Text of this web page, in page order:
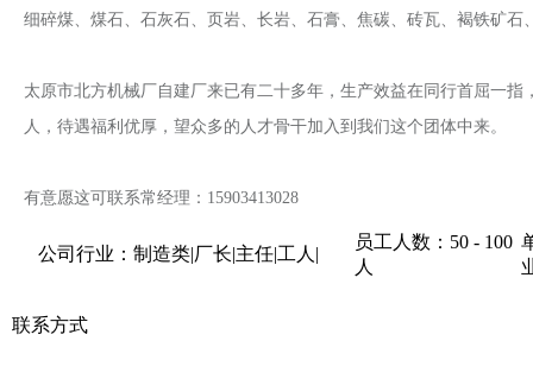
细碎煤、煤石、石灰石、页岩、长岩、石膏、焦碳、砖瓦、褐铁矿石
太原市北方机械厂自建厂来已有二十多年，生产效益在同行首屈一
人，待遇福利优厚，望众多的人才骨干加入到我们这个团体中来。
有意愿这可联系常经理：15903413028
公司行业：制造类|厂长|主任|工人|
员工人数：50 - 100
人
联系方式